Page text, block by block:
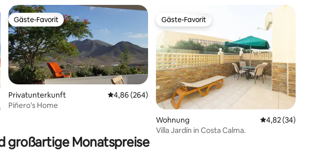
Bewertung: 4,92 von 5, 51 Bewertungen
Gäste-Favorit
Gäste-Favorit
Privatunterkunft Durchschnittliche Bewertung: 4,86 von 5, 264 Bewertungen
4,86 (264)
Piñero's Home
Gäste-Favorit
Gäste-Favorit
Wohnung Durchschnittliche
4,82 (34)
Villa Jardín in Costa Calma.
großartige Monatspreise